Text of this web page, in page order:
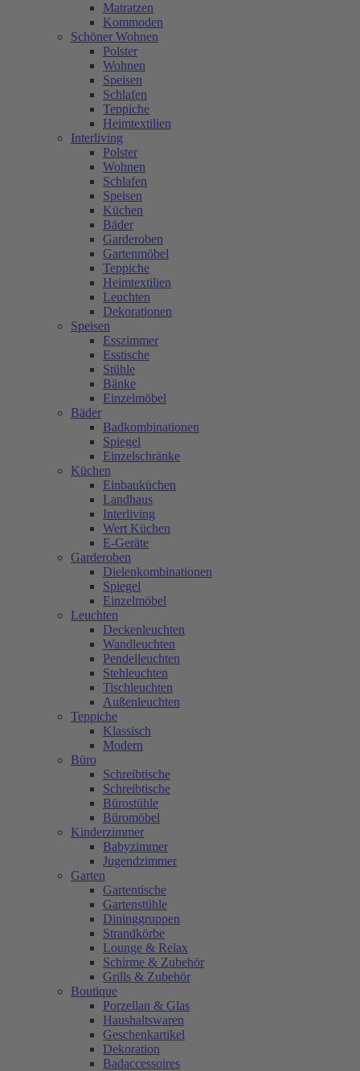
Matratzen
Kommoden
Schöner Wohnen
Polster
Wohnen
Speisen
Schlafen
Teppiche
Heimtextilien
Interliving
Polster
Wohnen
Schlafen
Speisen
Küchen
Bäder
Garderoben
Gartenmöbel
Teppiche
Heimtextilien
Leuchten
Dekorationen
Speisen
Esszimmer
Esstische
Stühle
Bänke
Einzelmöbel
Bäder
Badkombinationen
Spiegel
Einzelschränke
Küchen
Einbauküchen
Landhaus
Interliving
Wert Küchen
E-Geräte
Garderoben
Dielenkombinationen
Spiegel
Einzelmöbel
Leuchten
Deckenleuchten
Wandleuchten
Pendelleuchten
Stehleuchten
Tischleuchten
Außenleuchten
Teppiche
Klassisch
Modern
Büro
Schreibtische
Schreibtische
Bürostühle
Büromöbel
Kinderzimmer
Babyzimmer
Jugendzimmer
Garten
Gartentische
Gartenstühle
Dininggruppen
Strandkörbe
Lounge & Relax
Schirme & Zubehör
Grills & Zubehör
Boutique
Porzellan & Glas
Haushaltswaren
Geschenkartikel
Dekoration
Badaccessoires